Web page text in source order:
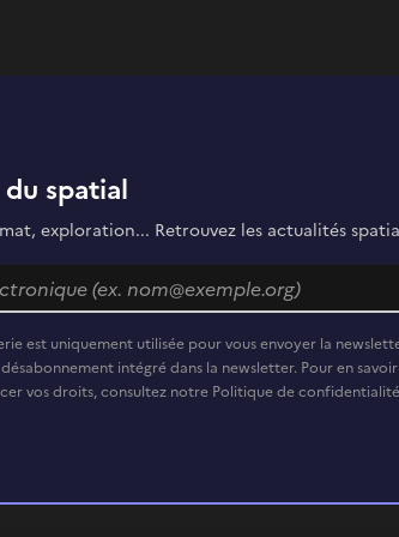
spatial
exploration... Retrouvez les actualités
est uniquement utilisée pour vous envoyer la
intégré dans la newsletter. Pour en
vos droits, consultez notre Politique de